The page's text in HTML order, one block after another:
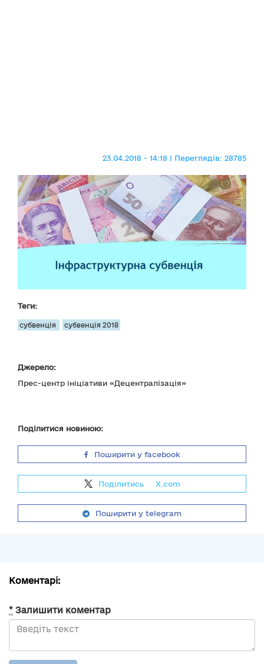
23.04.2018 - 14:18 | Переглядів: 28785
Теги:
субвенція субвенція 2018
Джерело:
Прес-центр ініціативи «Децентралізація»
Поділитися новиною:
Поширити у facebook
Поділитись X.com
Поширити у telegram
Коментарі:
* Залишити коментар